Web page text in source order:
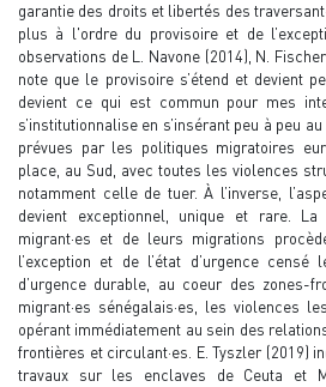
garantie des droits et libertés des
plus à l'ordre du provisoire et de
observations de L. Navone (2014), N.
note que le provisoire s’étend et devient
devient ce qui est commun pour mes
s’institutionnalise en s’insérant peu à peu
prévues par les politiques migratoires
place, au Sud, avec toutes les violences
notamment celle de tuer. À l’inverse,
devient exceptionnel, unique et rare. La
migrant·es et de leurs migrations
l’exception et de l’état d’urgence censé
d’urgence durable, au coeur des zones-
migrant·es sénégalais·es, les violences
opérant immédiatement au sein des
frontières et circulant·es. E. Tyszler (2019)
travaux sur les enclaves de Ceuta et